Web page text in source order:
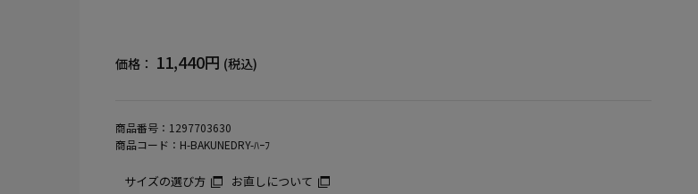
価格： 11,440円 (税込)
商品番号： 1297703630
商品コード： H-BAKUNEDRY-ﾊｰﾌ
サイズの選び方 お直しについて